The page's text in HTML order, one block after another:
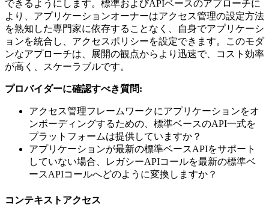
できるようにします。標準およびAPIベースのアプローチに
より、アプリケーションオーナーはアクセス管理の設定方法
を熟知した専門家に依存することなく、自身でアプリケーシ
ョンを統合し、アクセスポリシーを設定できます。このモダ
ンなアプローチは、展開の観点からより迅速で、コスト効率
が高く、スケーラブルです。
プロバイダーに確認すべき質問:
アクセス管理フレームワークにアプリケーションをオ
ンボーディングするための、標準ベースのAPI一式を
プラットフォームは提供していますか？
アプリケーションが最新の標準ベースAPIをサポート
していない場合、レガシーAPIコールを最新の標準ベ
ースAPIコールへどのように変換しますか？
コンテキストアクセス